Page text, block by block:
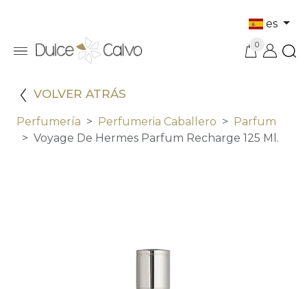
es
0
VOLVER ATRÁS
Perfumería Perfumeria Caballero
Parfum
Voyage De Hermes Parfum Recharge 125 Ml.